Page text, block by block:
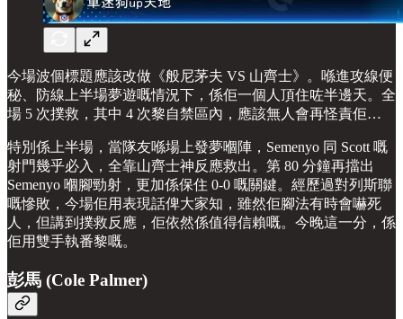
今場波個標題應該改做《般尼茅夫 VS 山齊士》。喺進攻線便
秘、防線上半場夢遊嘅情況下，係佢一個人頂住咗半邊天。全
場 5 次撲救，其中 4 次黎自禁區內，應該無人會再怪責佢…
特別係上半場，當隊友喺場上發夢嗰陣，Semenyo 同 Scott 嘅
射門幾乎必入，全靠山齊士神反應救出。第 80 分鐘再擋出
Semenyo 嗰腳勁射，更加係保住 0-0 嘅關鍵。經歷過對列斯聯
嘅慘敗，今場佢用表現話俾大家知，雖然佢腳法有時會嚇死
人，但講到撲救反應，佢依然係值得信賴嘅。今晚這一分，係
佢用雙手執番黎嘅。
彭馬 (Cole Palmer)